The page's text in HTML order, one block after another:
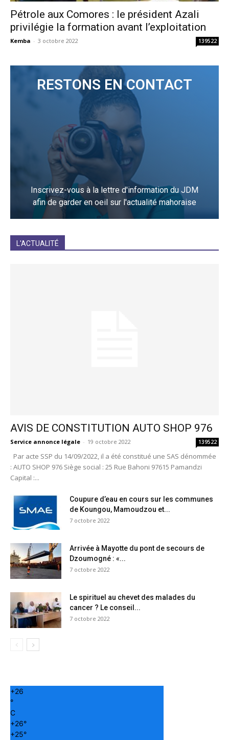
Pétrole aux Comores : le président Azali
privilégie la formation avant l’exploitation
Kemba - 3 octobre 2022 139522
RESTONS EN CONTACT
Inscrivez-vous à la lettre d'information du JDM
afin de garder en oeil sur l'actualité mahoraise
L'ACTUALITÉ
AVIS DE CONSTITUTION AUTO SHOP 976
Service annonce légale - 19 octobre 2022 139522
Par acte SSP du 14/09/2022, il a été constitué une SAS dénommée
: AUTO SHOP 976 Siège social : 25 Rue Bahoni 97615 Pamandzi
Capital :...
Coupure d’eau en cours sur les communes
de Koungou, Mamoudzou et...
7 octobre 2022
Arrivée à Mayotte du pont de secours de
Dzoumogné : «...
7 octobre 2022
Le spirituel au chevet des malades du
cancer ? Le conseil...
7 octobre 2022
+26
°
C
+26°
+25°